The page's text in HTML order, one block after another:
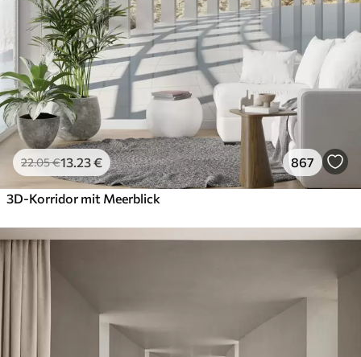
22.05€13 .23€ 867
3D-Korridor mit Meerblick